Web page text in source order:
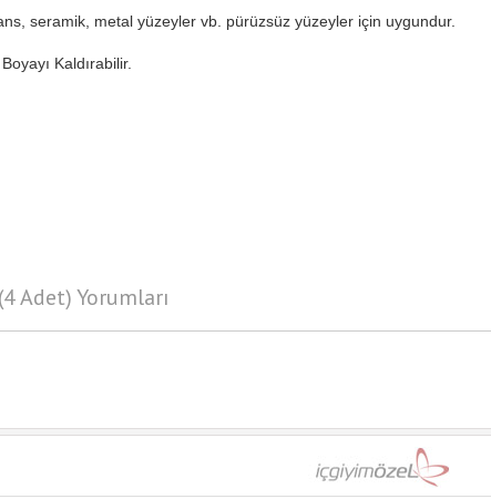
seramik, metal yüzeyler vb. pürüzsüz yüzeyler için uygundur.
Kaldırabilir.
Adet) Yorumları